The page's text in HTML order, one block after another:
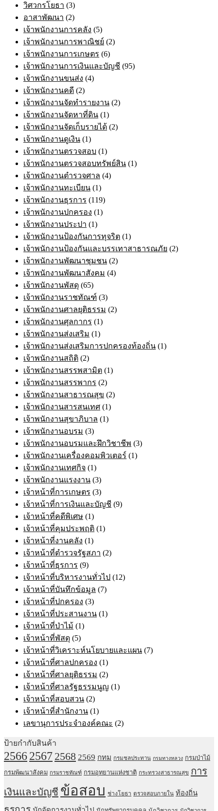
วิศวกรโยธา (3)
อาสาพัฒนา (2)
เจ้าพนักงานการคลัง (5)
เจ้าพนักงานการพาณิชย์ (2)
เจ้าพนักงานการเกษตร (6)
เจ้าพนักงานการเงินและบัญชี (95)
เจ้าพนักงานขนส่ง (4)
เจ้าพนักงานคดี (2)
เจ้าพนักงานจัดทำรายงาน (2)
เจ้าพนักงานจัดหาที่ดิน (1)
เจ้าพนักงานจัดเก็บรายได้ (2)
เจ้าพนักงานดูเงิน (1)
เจ้าพนักงานตรวจสอบ (1)
เจ้าพนักงานตรวจสอบทรัพย์สิน (1)
เจ้าพนักงานตำรวจศาล (4)
เจ้าพนักงานทะเบียน (1)
เจ้าพนักงานธุรการ (119)
เจ้าพนักงานปกครอง (1)
เจ้าพนักงานประปา (1)
เจ้าพนักงานป้องกันการทุจริต (1)
เจ้าพนักงานป้องกันและบรรเทาสาธารณภัย (2)
เจ้าพนักงานพัฒนาชุมชน (2)
เจ้าพนักงานพัฒนาสังคม (4)
เจ้าพนักงานพัสดุ (65)
เจ้าพนักงานราชทัณฑ์ (3)
เจ้าพนักงานศาลยุติธรรม (2)
เจ้าพนักงานศุลกากร (1)
เจ้าพนักงานส่งเสริม (1)
เจ้าพนักงานส่งเสริมการปกครองท้องถิ่น (1)
เจ้าพนักงานสถิติ (2)
เจ้าพนักงานสรรพสามิต (1)
เจ้าพนักงานสรรพากร (2)
เจ้าพนักงานสาธารณสุข (2)
เจ้าพนักงานสารสนเทศ (1)
เจ้าพนักงานสุขาภิบาล (1)
เจ้าพนักงานอบรม (3)
เจ้าพนักงานอบรมและฝึกวิชาชีพ (3)
เจ้าพนักงานเครื่องคอมพิวเตอร์ (1)
เจ้าพนักงานเทศกิจ (1)
เจ้าพนักงานแรงงาน (3)
เจ้าหน้าที่การเกษตร (3)
เจ้าหน้าที่การเงินและบัญชี (9)
เจ้าหน้าที่คดีพิเศษ (1)
เจ้าหน้าที่คุมประพฤติ (1)
เจ้าหน้าที่งานคลัง (1)
เจ้าหน้าที่ตำรวจรัฐสภา (2)
เจ้าหน้าที่ธุรการ (9)
เจ้าหน้าที่บริหารงานทั่วไป (12)
เจ้าหน้าที่บันทึกข้อมูล (7)
เจ้าหน้าที่ปกครอง (3)
เจ้าหน้าที่ประสานงาน (1)
เจ้าหน้าที่ป่าไม้ (1)
เจ้าหน้าที่พัสดุ (5)
เจ้าหน้าที่วิเคราะห์นโยบายและแผน (7)
เจ้าหน้าที่ศาลปกครอง (1)
เจ้าหน้าที่ศาลยุติธรรม (2)
เจ้าหน้าที่ศาลรัฐธรรมนูญ (1)
เจ้าหน้าที่สอบสวน (2)
เจ้าหน้าที่สำนักงาน (1)
เลขานุการประจำองค์คณะ (2)
ป้ายกำกับสินค้า
25662567 2568 2569 กทม กรมชลประทาน กรมทางหลวง กรมป่าไม้
กรมพัฒนาสังคม กรมราชทัณฑ์ กรมอุทยานแห่งชาติ กระทรวงสาธารณสุข การ
เงินและบัญชี ข้อสอบ ช่างโยธา ตรวจสอบภายใน ท้องถิ่น